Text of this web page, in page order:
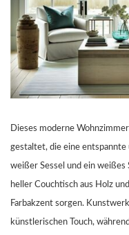
Dieses moderne
gestaltet, die eine entspannte
weißer Sessel und ein
heller Couchtisch aus Holz
Farbakzent sorgen.
künstlerischen Touch,